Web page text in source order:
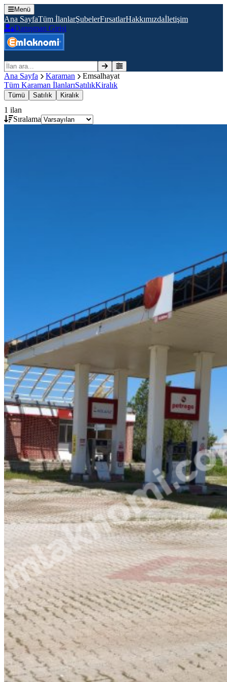
Menü
Ana SayfaTüm İlanlarŞubelerFırsatlarHakkımızdaİletişim
Danışman Girişi
İlan ara
Ana Sayfa
Karaman
Emsalhayat
Tüm Karaman İlanlarıSatılıkKiralık
Tümü Satılık Kiralık
1 ilan
Sıralama
Adiller AğaççatıAğaçlı Mah
AğılönüAğızboğazAhiosman Ahmet
Emsalhayatİlan Türleri
Satılık Tarla
İlgili Sayfalar
KaramanTüm İlanlar
Bizimle Güvendesiniz...
Hızlı Linkler
Ana SayfaTüm İlanlar Şubeler FırsatlarHakkımızda
BlogİletişimGizlilik Politikası Aydınlatma MetniÇerez Politikası
İletişim
Özcan AKTAŞ
0543 306 14 99
0543 306 14 99
emlaknomiozcan@gmail.com
Karaman Şube
İmaret Mahallesi 173. Sokak No: 3/A
Merkez / Karaman